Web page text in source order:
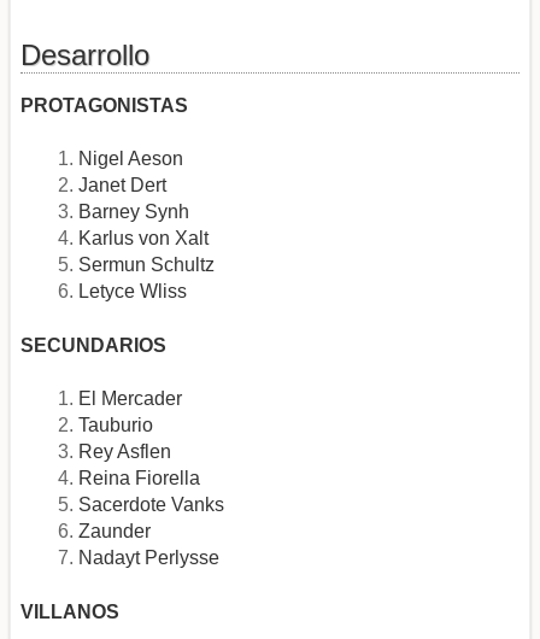
Desarrollo
PROTAGONISTAS
Nigel Aeson
Janet Dert
Barney Synh
Karlus von Xalt
Sermun Schultz
Letyce Wliss
SECUNDARIOS
El Mercader
Tauburio
Rey Asflen
Reina Fiorella
Sacerdote Vanks
Zaunder
Nadayt Perlysse
VILLANOS